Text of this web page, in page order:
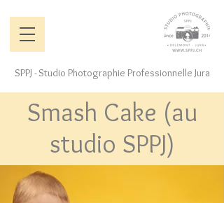
SPPJ - Studio Photographie Professionnelle Jura
Smash Cake (au
studio SPPJ)